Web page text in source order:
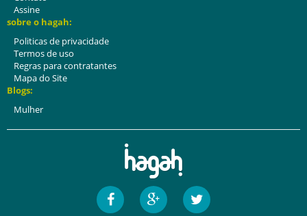
Assine
sobre o hagah:
Politicas de privacidade
Termos de uso
Regras para contratantes
Mapa do Site
Blogs:
Mulher